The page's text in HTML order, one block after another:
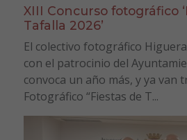
XIII Concurso fotográfico
Tafalla 2026’
El colectivo fotográfico
con el patrocinio del
convoca un año más, y ya van
Fotográfico “Fiestas de T...